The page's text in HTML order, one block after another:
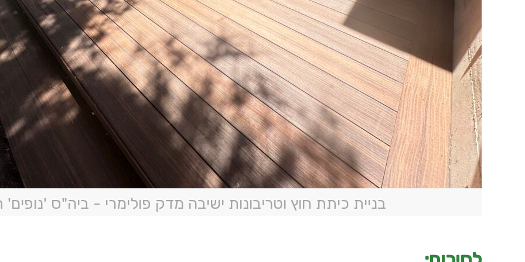
בניית כיתת חוץ וטריבונות ישיבה מדק פולימרי - ביה"ס 'נופים'